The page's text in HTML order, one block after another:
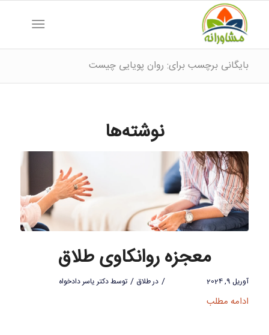
بایگانی برچسب برای: روان پویایی چیست
نوشته‌ها
معجزه روانکاوی طلاق
آوریل 9, 2024 / درطلاق / توسطدکتر یاسر دادخواه
ادامه مطلب